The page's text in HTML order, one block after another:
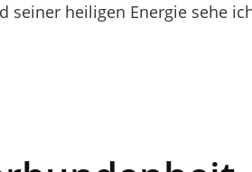
seiner heiligen Energie sehe